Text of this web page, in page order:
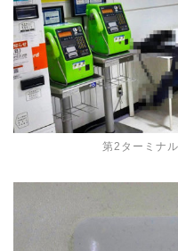
第2ターミナ